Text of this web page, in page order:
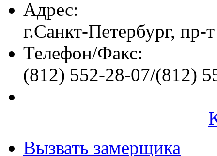
Адрес:
г.Санкт-Петербург, пр-
Телефон/Факс:
(812) 552-28-07/(812)
Вызвать замерщика